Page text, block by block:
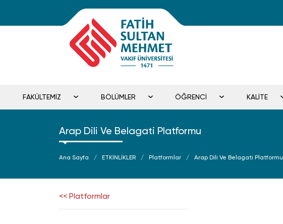
FAKÜLTEMİZ BÖLÜMLER ÖĞRENCİ KALİTE
Arap Dili Ve Belagati Platformu
Ana Sayfa ETKİNLİKLER Platformlar Arap Dili Ve Belagati Platformu
<< Platformlar